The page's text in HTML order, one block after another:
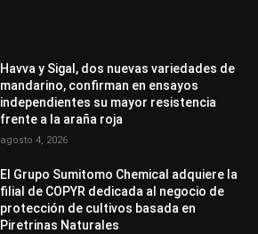
Havva y Sigal, dos nuevas variedades de
mandarino, confirman en ensayos
independientes su mayor resistencia
frente a la araña roja
agosto 4, 2026
El Grupo Sumitomo Chemical adquiere la
filial de COPYR dedicada al negocio de
protección de cultivos basada en
Piretrinas Naturales